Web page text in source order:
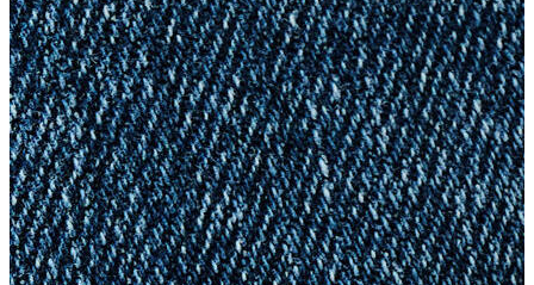
Dış Giyim
Dış Giyim
Yağmurluk
Trenchcoat
Mont
Ceket
Erkek
Erkek
Öne Çıkanlar
Öne Çıkanlar
Yaz Ürünleri
İndirimdekiler
Online Özel Koleksiyon